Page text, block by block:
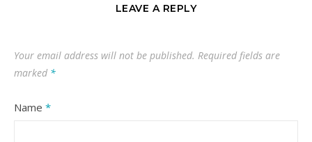
LEAVE A REPLY
Your email address will not be published. Required fields are
marked *
Name *